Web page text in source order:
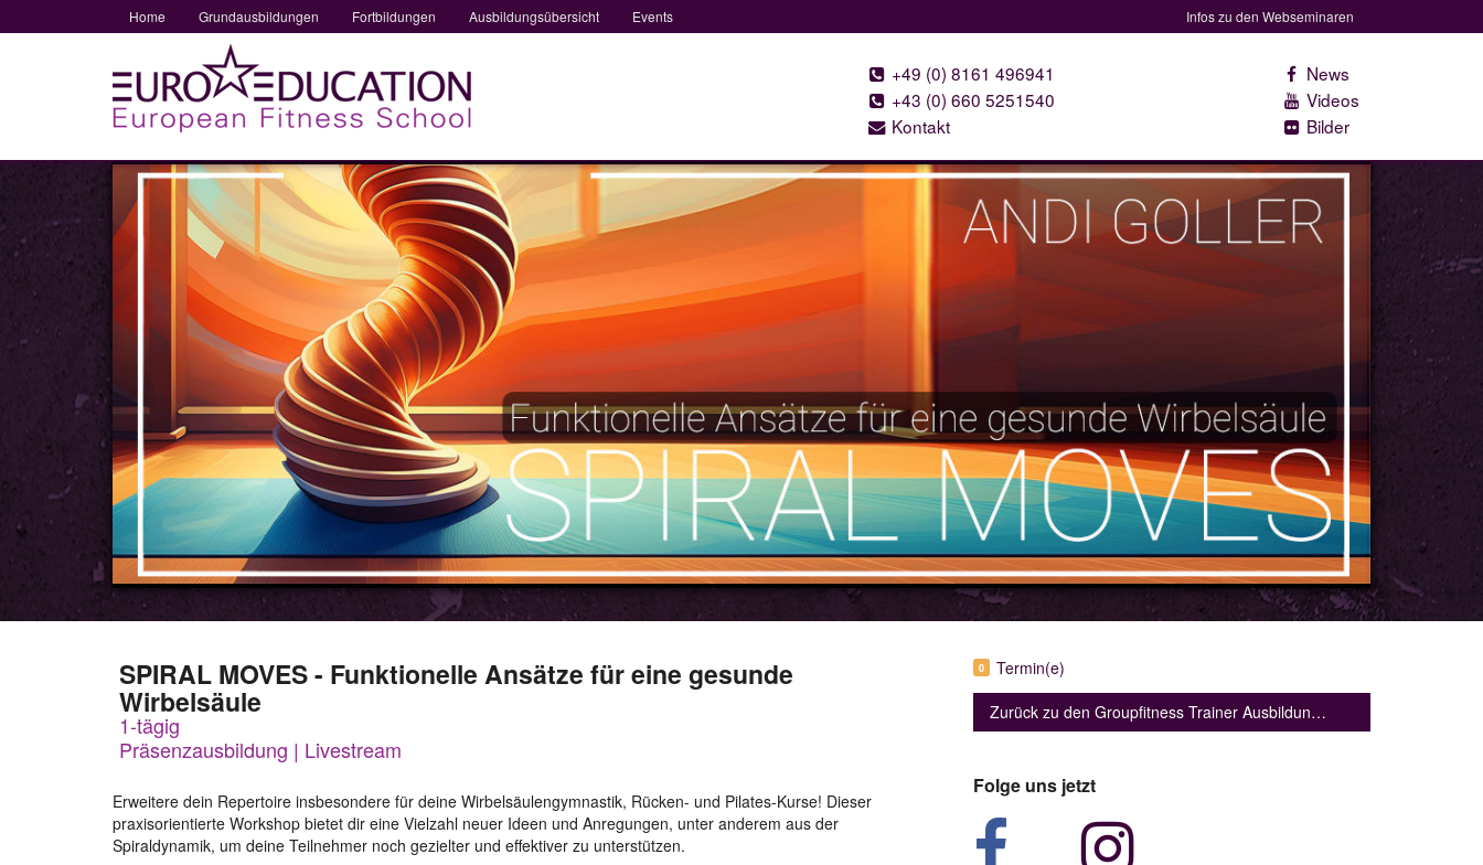
Home Grundausbildungen Fortbildungen Ausbildungsübersicht Events Infos zu den Webseminaren
+49 (0) 8161 496941
+43 (0) 660 5251540
Kontakt
News
Videos
Bilder
SPIRAL MOVES - Funktionelle Ansätze für eine gesunde
Wirbelsäule
1-tägig
Präsenzausbildung | Livestream
Erweitere dein Repertoire insbesondere für deine Wirbelsäulengymnastik, Rücken- und Pilates-Kurse! Dieser
praxisorientierte Workshop bietet dir eine Vielzahl neuer Ideen und Anregungen, unter anderem aus der
Spiraldynamik, um deine Teilnehmer noch gezielter und effektiver zu unterstützen.
0
Termin(e)
Zurück zu den Groupfitness Trainer Ausbildungen
Folge uns jetzt